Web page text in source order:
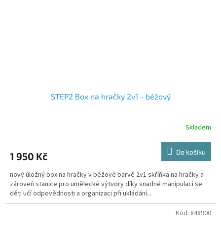
STEP2 Box na hračky 2v1 - béžový
Skladem
1 950 Kč Do košíku
nový úložný box na hračky v béžové barvě 2v1 skříňka na hračky a
zároveň stanice pro umělecké výtvory díky snadné manipulaci se
děti učí odpovědnosti a organizaci při ukládání...
Kód: 848900